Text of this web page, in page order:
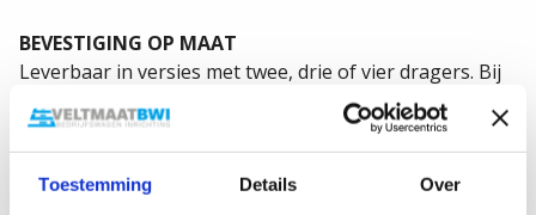
Toestemming Details Over
BEVESTIGING OP MAAT
Leverbaar in versies met twee, drie of vier dragers. Bij
de KammBar Pro zit een montageset met aparte pads
en vulstukken, specifiek passend op de
bevestigingspunten van elke bestelwagen.